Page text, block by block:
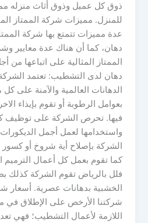
ذوق كل عميل وذوق أثاث منزله
للمنزل. مميزات شركة الممتاز
عدة مميزات تتمتع بها شركة
دهان، كما أن هناك عدة معايير
الممتاز المثالية على اتباعها من
دهان لدى التشطيب: تعتمد
الدهانات العالمية والآمنة على كل
بعوامل الرطوبة أو تقوم بإيذاء
فيها. تحرص الشركة على توظيف
واستخدامها لعمل أجمل الديكورات
الشركة بإصلاح أية شروخ أو
كما تقوم بعمل كل أعمال الترميم
فلل بالرياض تقوم الشركة كذلك
الخشبية بدهانات عصرية. أسعار
شركتنا الأرخص على الإطلاق في
اللازمة لأعمال التشطيب؛ فهي